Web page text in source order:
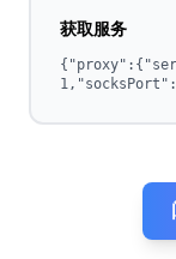
获取服务